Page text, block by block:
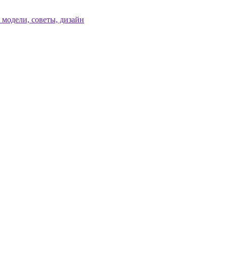
советы, дизайн